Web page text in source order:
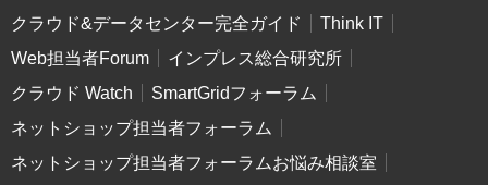
クラウド&データセンター完全ガイド
Think IT
Web担当者Forum
インプレス総合研究所
クラウド Watch
SmartGridフォーラム
ネットショップ担当者フォーラム
ネットショップ担当者フォーラムお悩み相談室